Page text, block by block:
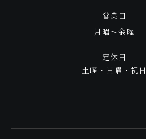
ご来
営業日
月曜〜金曜
定休日
土曜・日曜・祝日